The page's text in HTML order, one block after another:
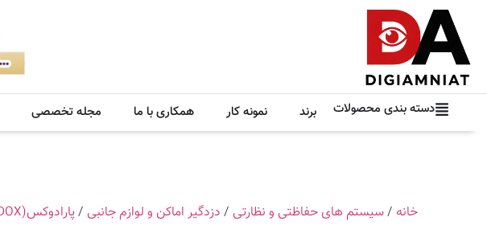
دسته بندی محصولات برند نمونه کار همکاری با ما مجله تخصصی
خانه /سیستم های حفاظتی و نظارتی / دزدگیر اماکن و لوازم جانبی /پارادوکس(PARADOX)